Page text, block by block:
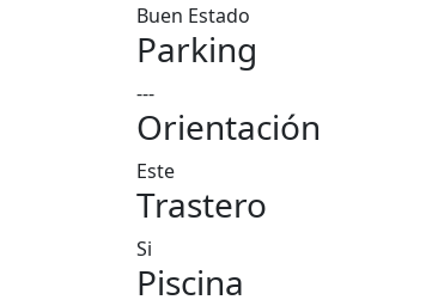
Buen Estado
Parking
---
Orientación
Este
Trastero
Si
Piscina